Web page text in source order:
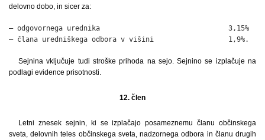
delovno dobo, in sicer za:
– odgovornega urednika                               3,15%
– člana uredniškega odbora v višini                  1,9%.
Sejnina vključuje tudi stroške prihoda na sejo. Sejnino se izplačuje na
podlagi evidence prisotnosti.
12. člen
Letni znesek sejnin, ki se izplačajo posameznemu članu občinskega
sveta, delovnih teles občinskega sveta, nadzornega odbora in članu drugih